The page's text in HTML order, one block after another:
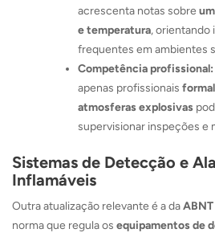
acrescenta notas sobre
e temperatura, orientando
frequentes em ambientes
Competência profissional:
apenas profissionais
atmosferas explosivas
supervisionar inspeções e
Sistemas de Detecção e
Inflamáveis
Outra atualização relevante é a da
norma que regula os equipamentos de